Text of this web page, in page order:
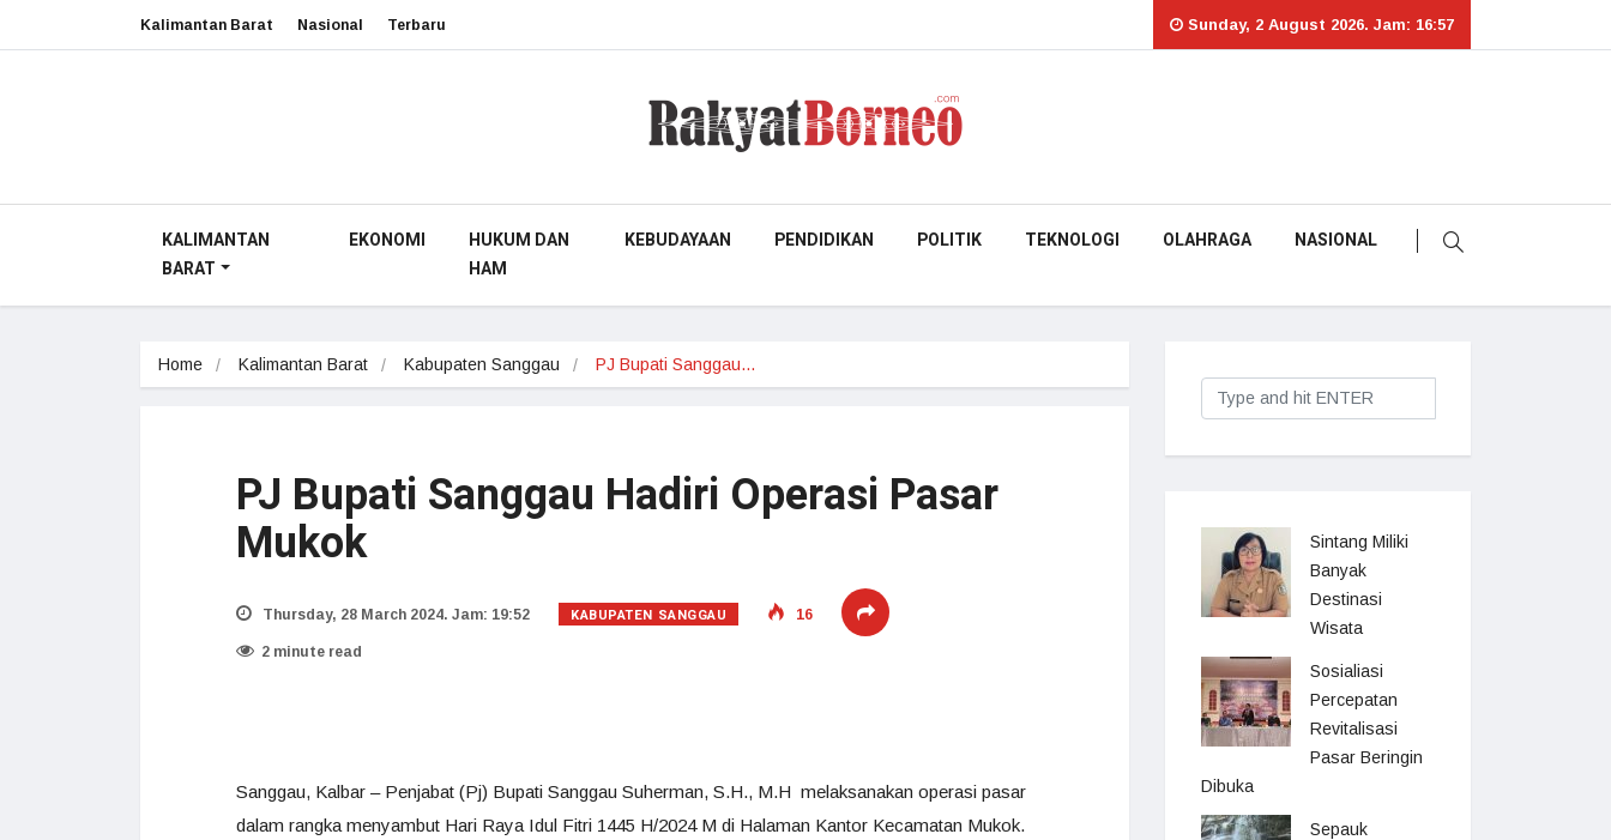
Kalimantan Barat Nasional Terbaru Sunday, 2 August 2026. Jam: 16:57
KALIMANTAN
BARAT
EKONOMI
HUKUM DAN
HAM
KEBUDAYAAN PENDIDIKAN POLITIK TEKNOLOGI OLAHRAGA NASIONAL
Home Kalimantan Barat Kabupaten Sanggau PJ Bupati Sanggau…
PJ Bupati Sanggau Hadiri Operasi Pasar
Mukok
Thursday, 28 March 2024. Jam: 19:52 KABUPATEN SANGGAU 16
2 minute read
Sanggau, Kalbar – Penjabat (Pj) Bupati Sanggau Suherman, S.H., M.H melaksanakan operasi pasar
dalam rangka menyambut Hari Raya Idul Fitri 1445 H/2024 M di Halaman Kantor Kecamatan Mukok.
Sintang Miliki
Banyak
Destinasi
Wisata
Sosialiasi
Percepatan
Revitalisasi
Pasar Beringin
Dibuka
Sepauk